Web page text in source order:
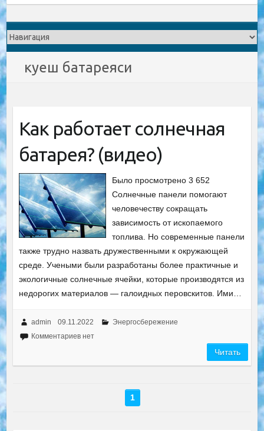
куеш батареяси
Как работает солнечная
батарея? (видео)
Было просмотрено 3 652
Солнечные панели помогают
человечеству сокращать
зависимость от ископаемого
топлива. Но современные панели
также трудно назвать дружественными к окружающей
среде. Учеными были разработаны более практичные и
экологичные солнечные ячейки, которые производятся из
недорогих материалов — галоидных перовскитов. Ими…
admin 09.11.2022
Энергосбережение
Комментариев нет
Читать
1